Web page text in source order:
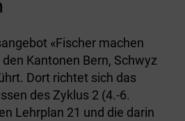
«Fischer machen
Kantonen Bern, Schwyz
Dort richtet sich das
des Zyklus 2 (4.-6.
Lehrplan 21 und die darin